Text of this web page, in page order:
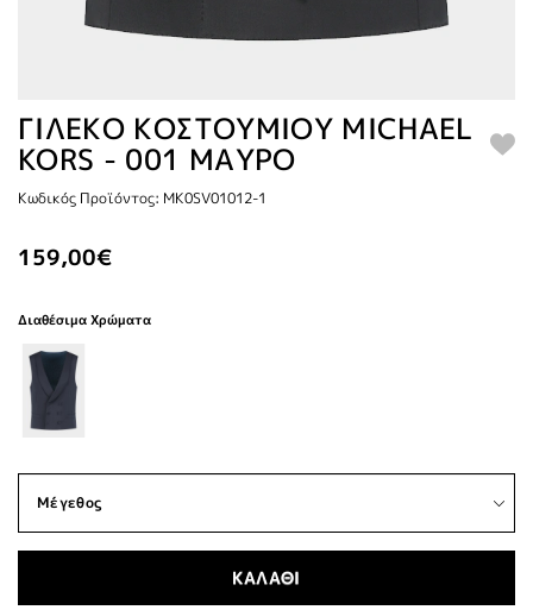
ΓΙΛΕΚΟ ΚΟΣΤΟΥΜΙΟΥ MICHAEL
KORS - 001 ΜΑΥΡΟ
Κωδικός Προϊόντος: MK0SV01012-1
159,00€
Διαθέσιμα Χρώματα
ΚΑΛΑΘΙ